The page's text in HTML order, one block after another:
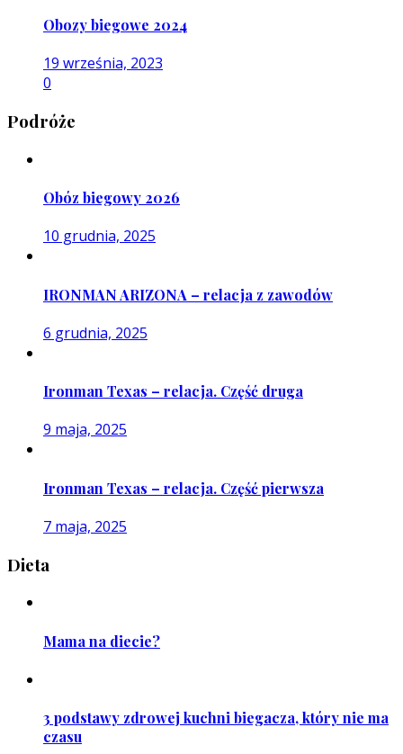
Obozy biegowe 2024
19 września, 2023
0
Podróże
Obóz biegowy 2026
10 grudnia, 2025
IRONMAN ARIZONA – relacja z zawodów
6 grudnia, 2025
Ironman Texas – relacja. Część druga
9 maja, 2025
Ironman Texas – relacja. Część pierwsza
7 maja, 2025
Dieta
Mama na diecie?
3 podstawy zdrowej kuchni biegacza, który nie ma
czasu